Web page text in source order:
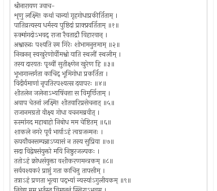
श्रीनारायण उवाच-
शृणु लक्ष्मि! कथां चान्यां गृहगोधाप्रकीर्तिताम् ।
पातिव्रत्यस्य धर्मस्य पुष्टिदां प्राक्प्रवर्तिताम् ॥१॥
रुक्मांगदोऽभवद् राजा रैवताद्रौ विहारवान् ।
अश्वारूढः पश्यति स्म गिरेः शोभामनुत्तमाम् ॥२॥
निखनन् स्वखुरेणोर्वीमश्वो याति स्थलीं स्थलीम् ।
तस्य दारयतः पृथ्वीं सुतीक्ष्णेन खुरेण हि ॥३॥
भूभागान्तर्गता काचिद् भूमिगोधा प्रकर्तिता ।
विदीर्यमाणां नृपतिरपश्यत्स दयापरः ॥४॥
शीतलेन जलेनाऽभ्यषिंचत्ता स विमूर्छिताम् ।
अवाप चेतनां लक्ष्मि! शीतवारिप्रसेचनात् ॥५॥
राजानमग्रतो वीक्ष्य गोधा वचनमब्रवीत् ।
रुस्मांगद महाबाहो निबोध मम चेष्टितम् ॥६॥
शाकले नगरे पूर्वं भार्याऽहं त्वग्रजन्मनः ।
रूपयौवनसम्पन्नाऽप्यासं न तस्य सुप्रिया ॥७॥
सदा विद्वेषसंयुक्तो मयि निष्ठुरजल्पकः ।
ततोऽहं क्रोधसंयुक्ता वशीकरणमन्त्रकम् ॥८॥
सर्ववश्यकरं प्राप्तुं गता काचित्तु तापसीम् ।
तत्राऽहं प्रणता भूत्वा पद्भ्यां न्यस्यांऽगुलीयकम् ॥९॥